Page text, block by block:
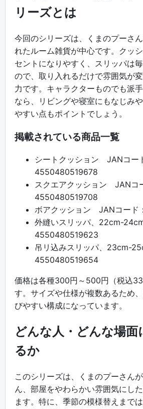
リーズとは
今回のシリーズは、くまのプーさ
れたルーム雑貨が中心です。クッ
セントになりやすく、スリッパは
ので、取り入れるだけで雰囲気が
力です。キャラクターものでも派
なら、リビングや寝室にもなじみ
やすい点もポイントでしょう。
掲載されている商品一覧
シートクッション JANコー
4550480519678
スクエアクッション JANコ
4550480519708
ボアクッション JANコード
外縫いスリッパ、22cm-
4550480519623
吊リ込みスリッパ、23cm-
4550480519654
価格は各種300円～500円（税込
す。サイズや仕様が複数あるため
びやすい構成になっています。
どんな人・どんな場面
るか
このシリーズは、くまのプーさん
ん、部屋をやわらかい雰囲気にし
ます。特に、季節の模様替えまで